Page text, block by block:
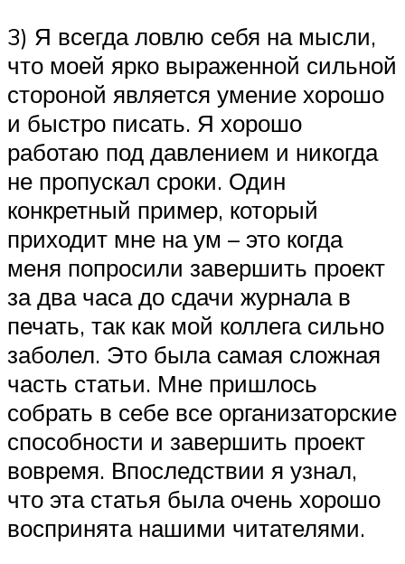
3) Я всегда ловлю себя на мысли,
что моей ярко выраженной сильной
стороной является умение хорошо
и быстро писать. Я хорошо
работаю под давлением и никогда
не пропускал сроки. Один
конкретный пример, который
приходит мне на ум – это когда
меня попросили завершить проект
за два часа до сдачи журнала в
печать, так как мой коллега сильно
заболел. Это была самая сложная
часть статьи. Мне пришлось
собрать в себе все организаторские
способности и завершить проект
вовремя. Впоследствии я узнал,
что эта статья была очень хорошо
воспринята нашими читателями.